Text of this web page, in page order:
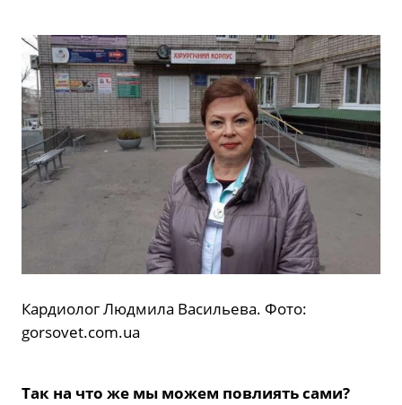
Кардиолог Людмила Васильева. Фото:
gorsovet.com.ua
Так на что же мы можем повлиять сами?